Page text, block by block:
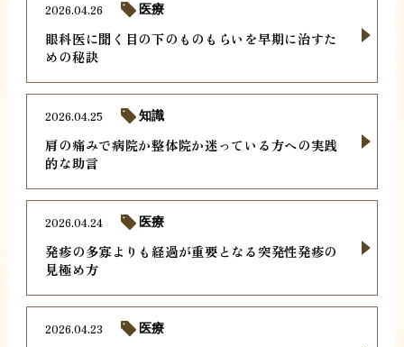
眼科医に聞く目の下のものもらいを早期に治すた
めの秘訣
2026.04.26 医療
肩の痛みで病院か整体院か迷っている方への実践
的な助言
2026.04.25 知識
発疹の多寡よりも経過が重要となる突発性発疹の
見極め方
2026.04.24 医療
2026.04.23 医療